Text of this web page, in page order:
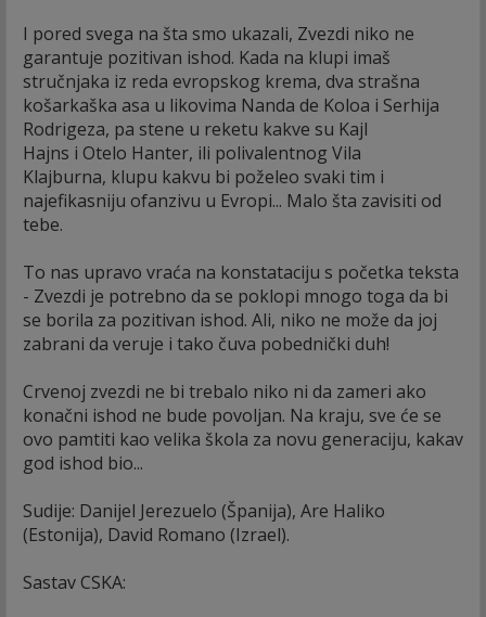
I pored svega na šta smo ukazali, Zvezdi niko ne
garantuje pozitivan ishod. Kada na klupi imaš
stručnjaka iz reda evropskog krema, dva strašna
košarkaška asa u likovima Nanda de Koloa i Serhija
Rodrigeza, pa stene u reketu kakve su Kajl
Hajns i Otelo Hanter, ili polivalentnog Vila
Klajburna, klupu kakvu bi poželeo svaki tim i
najefikasniju ofanzivu u Evropi... Malo šta zavisiti od
tebe.
To nas upravo vraća na konstataciju s početka teksta
- Zvezdi je potrebno da se poklopi mnogo toga da bi
se borila za pozitivan ishod. Ali, niko ne može da joj
zabrani da veruje i tako čuva pobednički duh!
Crvenoj zvezdi ne bi trebalo niko ni da zameri ako
konačni ishod ne bude povoljan. Na kraju, sve će se
ovo pamtiti kao velika škola za novu generaciju, kakav
god ishod bio...
Sudije: Danijel Jerezuelo (Španija), Are Haliko
(Estonija), David Romano (Izrael).
Sastav CSKA: